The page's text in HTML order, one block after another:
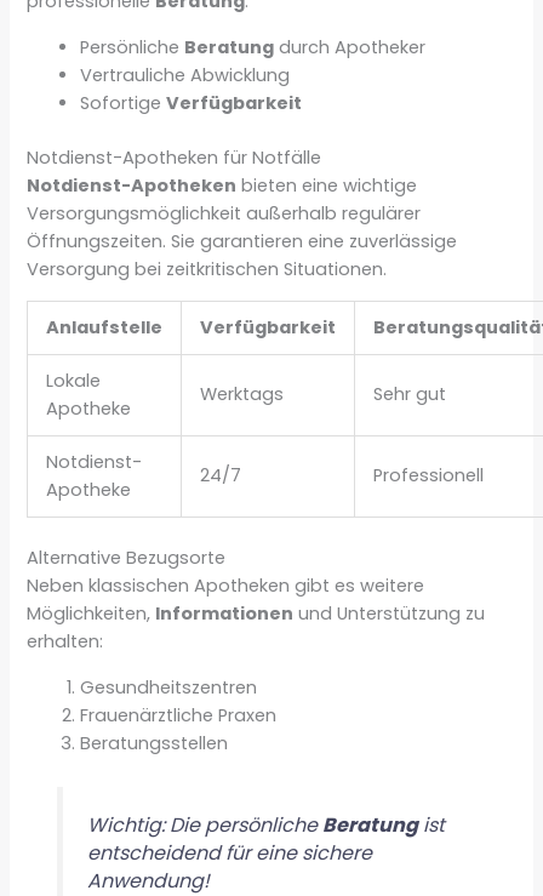
Persönliche Beratung durch Apotheker
Vertrauliche Abwicklung
SofortigeVerfügbarkeit
Notdienst-Apotheken für Notfälle
Notdienst-Apotheken bieten eine wichtige
Versorgungsmöglichkeit außerhalb regulärer
Öffnungszeiten. Sie garantieren eine zuverlässige
Versorgung bei zeitkritischen Situationen.
Anlaufstelle Verfügbarkeit
Lokale
Apotheke
Werktags Sehr gut
Notdienst-
Apotheke
24/7 Professionell
Alternative Bezugsorte
Neben klassischen Apotheken gibt es weitere
Möglichkeiten, Informationen und Unterstützung zu
erhalten:
Gesundheitszentren
Frauenärztliche Praxen
Beratungsstellen
Wichtig: Die persönlicheBeratungist
entscheidend für eine sichere
Anwendung!